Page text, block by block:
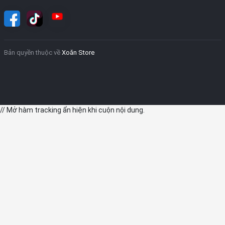
camera kép và chất lượng ảnh vẫn còn "ngon lành cành
đào". Mặt lưng thì đẹp thật nhưng lại rất dễ bám vân
Bản quyền thuộc về Xoăn Store
// Mở hàm tracking ẩn hiện khi cuộn nội dung.